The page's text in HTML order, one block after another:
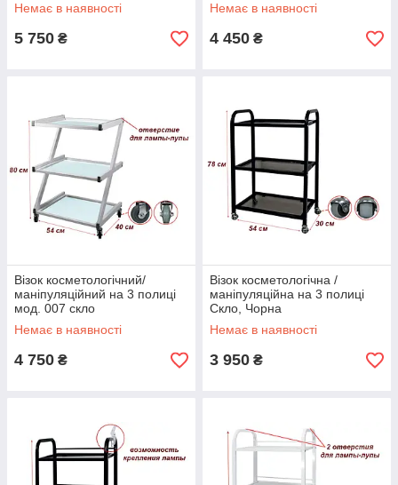
Немає в наявності
5 750 ₴
Немає в наявності
4 450 ₴
Візок косметологічний/
маніпуляційний на 3 полиці
мод. 007 скло
Немає в наявності
4 750 ₴
Візок косметологічна /
маніпуляційна на 3 полиці
Скло, Чорна
Немає в наявності
3 950 ₴